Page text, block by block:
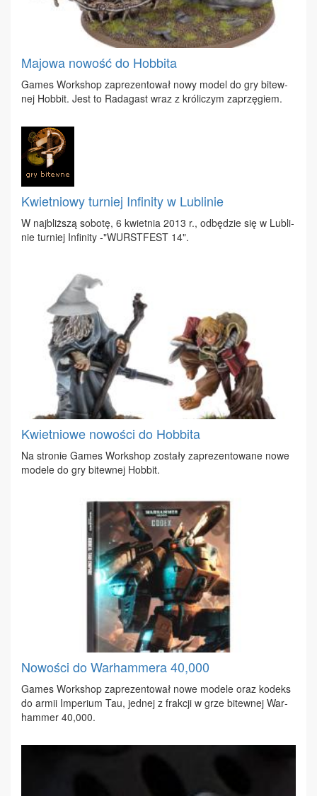
Majowa nowość do Hobbita
Ga­mes Work­shop za­pre­zen­to­wał no­wy mo­del do gry bi­tew­
nej Hob­bit. Jest to Ra­da­gast wraz z kró­li­czym za­przę­giem.
Kwietniowy turniej Infinity w Lublinie
W naj­bliż­szą so­bo­tę, 6 kwiet­nia 2013 r., od­bę­dzie się w Lu­bli­
nie tur­niej In­fi­ni­ty -"WUR­ST­FEST 14".
Kwietniowe nowości do Hobbita
Na stro­nie Ga­mes Work­shop zo­sta­ły za­pre­zen­to­wa­ne no­we
mo­de­le do gry bi­tew­nej Hob­bit.
Nowości do Warhammera 40,000
Ga­mes Work­shop za­pre­zen­to­wał no­we mo­de­le oraz ko­deks
do ar­mii Im­pe­rium Tau, jed­nej z frak­cji w grze bi­tew­nej War­
ham­mer 40,000.